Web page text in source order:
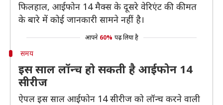
फिलहाल, आईफोन 14 मैक्स के दूसरे वेरिएंट की कीमत
के बारे में कोई जानकारी सामने नहीं है।
आपने 60% पढ़ लिया है
समय
इस साल लॉन्च हो सकती है आईफोन 14
सीरीज
ऐपल इस साल आईफोन 14 सीरीज को लॉन्च करने वाली